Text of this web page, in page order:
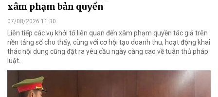
xâm phạm bản quyền
07/08/2026 11:30
Liên tiếp các vụ khởi tố liên quan đến xâm phạm quyền tác giả trên
nền tảng số cho thấy, cùng với cơ hội tạo doanh thu, hoạt động khai
thác nội dung cũng đặt ra yêu cầu ngày càng cao về tuân thủ pháp
luật.